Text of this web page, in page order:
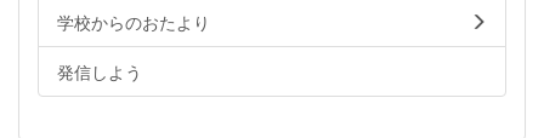
学校からのおたより
発信しよう